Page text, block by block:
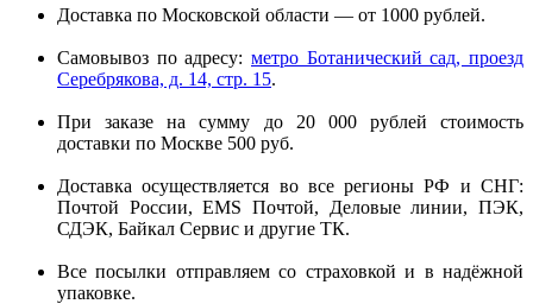
Доставка по Московской области — от 1000 рублей.
Самовывоз по адресу: метро Ботанический сад, проезд
Серебрякова, д. 14, стр. 15.
При заказе на сумму до 20 000 рублей стоимость
доставки по Москве 500 руб.
Доставка осуществляется во все регионы РФ и СНГ:
Почтой России, EMS Почтой, Деловые линии, ПЭК,
СДЭК, Байкал Сервис и другие ТК.
Все посылки отправляем со страховкой и в надёжной
упаковке.